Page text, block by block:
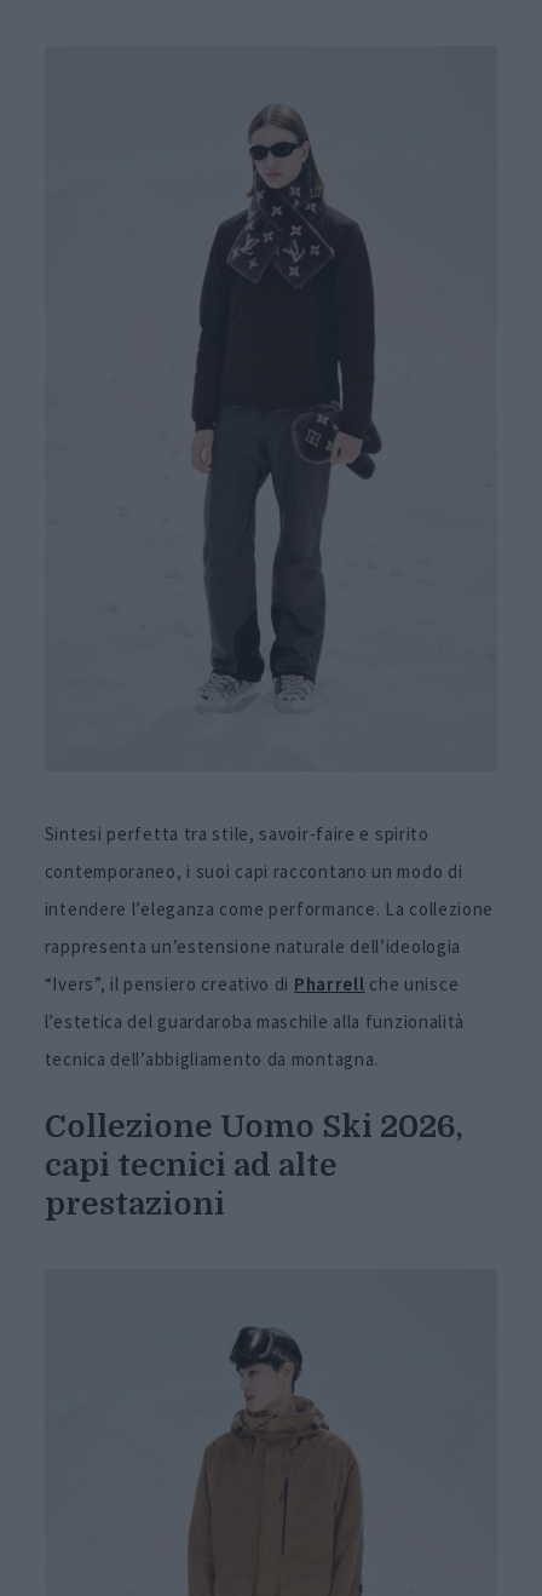
Sintesi perfetta tra stile, savoir-faire e spirito
contemporaneo, i suoi capi raccontano un modo di
intendere l’eleganza come performance. La collezione
rappresenta un’estensione naturale dell’ideologia
“Ivers”, il pensiero creativo di Pharrell che unisce
l’estetica del guardaroba maschile alla funzionalità
tecnica dell’abbigliamento da montagna.
Collezione Uomo Ski 2026,
capi tecnici ad alte
prestazioni